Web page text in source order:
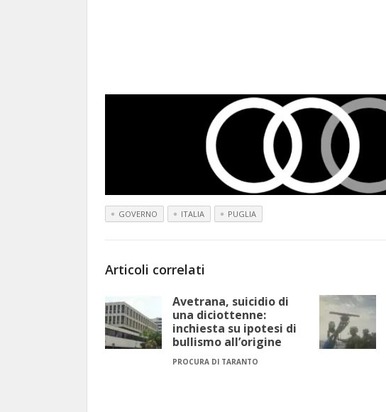
GOVERNO ITALIA PUGLIA
Articoli correlati
Avetrana, suicidio di
una diciottenne:
inchiesta su ipotesi di
bullismo all’origine
PROCURA DI TARANTO